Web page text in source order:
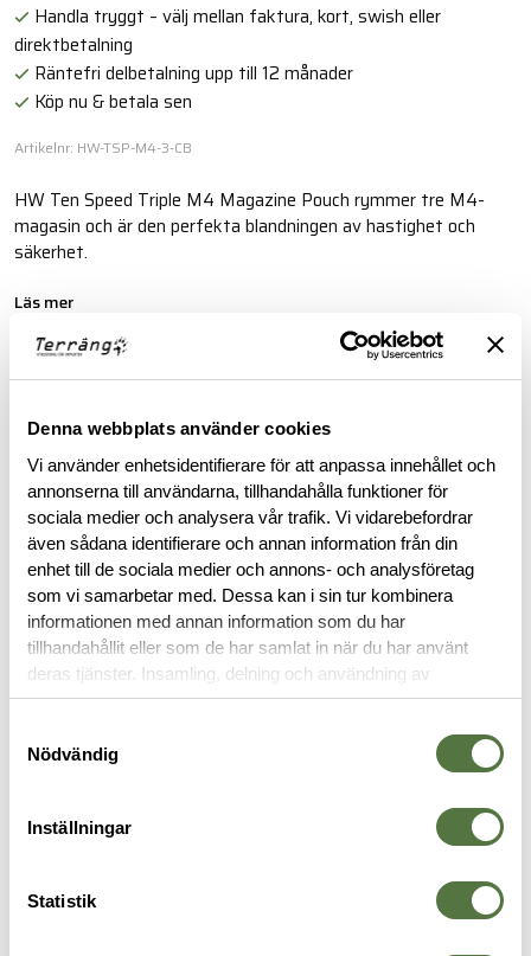
Denna webbplats använder cookies
Vi använder enhetsidentifierare för att anpassa innehållet och
annonserna till användarna, tillhandahålla funktioner för
sociala medier och analysera vår trafik. Vi vidarebefordrar
även sådana identifierare och annan information från din
enhet till de sociala medier och annons- och analysföretag
som vi samarbetar med. Dessa kan i sin tur kombinera
informationen med annan information som du har
tillhandahållit eller som de har samlat in när du har använt
deras tjänster. Insamling, delning och användning av
personuppgifter kan användas för personalisering av
Nödvändig
Inställningar
Statistik
Handla tryggt – välj mellan faktura, kort, swish eller
direktbetalning
Räntefri delbetalning upp till 12 månader
Köp nu & betala sen
Artikelnr: HW-TSP-M4-3-CB
HW Ten Speed Triple M4 Magazine Pouch rymmer tre M4-
magasin och är den perfekta blandningen av hastighet och
säkerhet.
Läs mer
FINNS I FÖLJANDE FÄRGER
BESKRIVNING
RECENSIONER
MAGASINFICKOR